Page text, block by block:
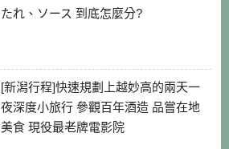
たれ、ソース 到底怎麼分?
[新潟行程]快速規劃上越妙高的兩天一
夜深度小旅行 參觀百年酒造 品嘗在地
美食 現役最老牌電影院